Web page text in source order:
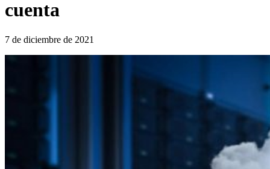
cuenta
7 de diciembre de 2021